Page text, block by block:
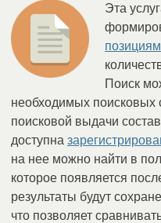
Эта
Поиск
необходимых поисковых
поисковой выдачи
доступна
на нее можно найти в
которое появляется
результаты будут
что позволяет